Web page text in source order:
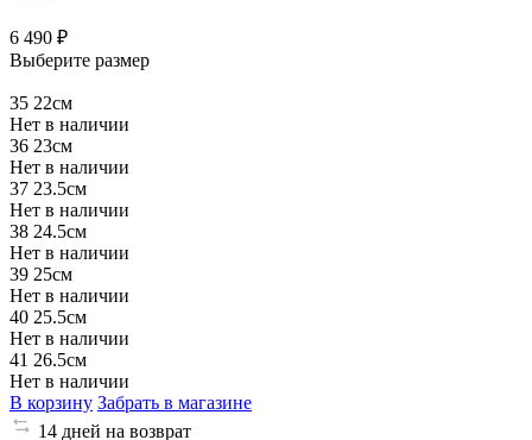
6 490 ₽
Выберите размер
35 22см
Нет в наличии
36 23см
Нет в наличии
37 23.5см
Нет в наличии
38 24.5см
Нет в наличии
39 25см
Нет в наличии
40 25.5см
Нет в наличии
41 26.5см
Нет в наличии
В корзину Забрать в магазине
14 дней на возврат